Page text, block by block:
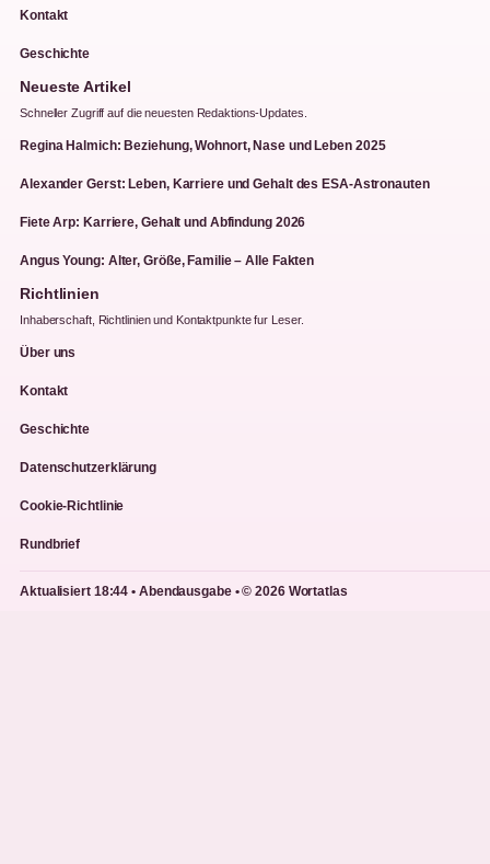
Kontakt
Geschichte
Neueste Artikel
Schneller Zugriff auf die neuesten Redaktions-Updates.
Regina Halmich: Beziehung, Wohnort, Nase und Leben 2025
Alexander Gerst: Leben, Karriere und Gehalt des ESA-Astronauten
Fiete Arp: Karriere, Gehalt und Abfindung 2026
Angus Young: Alter, Größe, Familie – Alle Fakten
Richtlinien
Inhaberschaft, Richtlinien und Kontaktpunkte fur Leser.
Über uns
Kontakt
Geschichte
Datenschutzerklärung
Cookie-Richtlinie
Rundbrief
Aktualisiert 18:44 • Abendausgabe • © 2026 Wortatlas